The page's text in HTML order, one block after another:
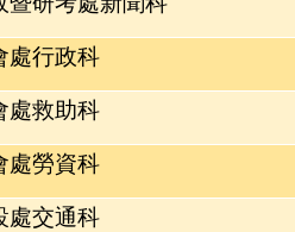
處行政科
處救助科
處勞資科
處交通科